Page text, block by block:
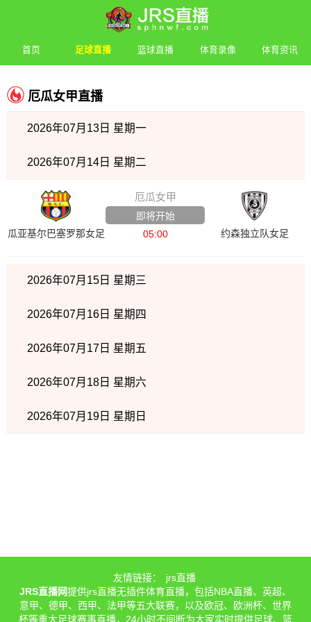
首页 足球直播 篮球直播 体育录像 体育资讯
厄瓜女甲直播
2026年07月13日 星期一
2026年07月14日 星期二
瓜亚基尔巴塞罗那女足
厄瓜女甲
即将开始
05:00
约森独立队女足
2026年07月15日 星期三
2026年07月16日 星期四
2026年07月17日 星期五
2026年07月18日 星期六
2026年07月19日 星期日
友情链接：
jrs直播
JRS直播网提供jrs直播无插件体育直播，包括NBA直播、英超、
意甲、德甲、西甲、法甲等五大联赛，以及欧冠、欧洲杯、世界
杯等重大足球赛事直播，24小时不间断为大家实时提供足球、篮